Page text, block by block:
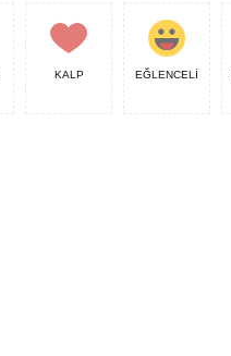
KALP EĞLENCELİ